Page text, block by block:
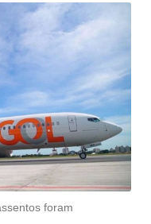
foram